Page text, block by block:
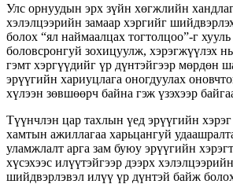
Улс орнуудын эрх зүйн хөгжлийн
хэлэлцээрийн замаар хэргийг
болох “ял наймаалцах тогтолцоо”-г
боловсронгуй зохицуулж, хэрэгжүүлэх нь
гэмт хэргүүдийг үр дүнтэйгээр мөрдөн
эрүүгийн хариуцлага оногдуулах
хүлээн зөвшөөрч байна гэж үзэхээр
Түүнчлэн цар тахлын үед эрүүгийн
хамтын ажиллагаа харьцангуй
уламжлалт арга зам буюу эрүүгийн
хүсэхээс илүүтэйгээр дээрх
шийдвэрлэвэл илүү үр дүнтэй байж